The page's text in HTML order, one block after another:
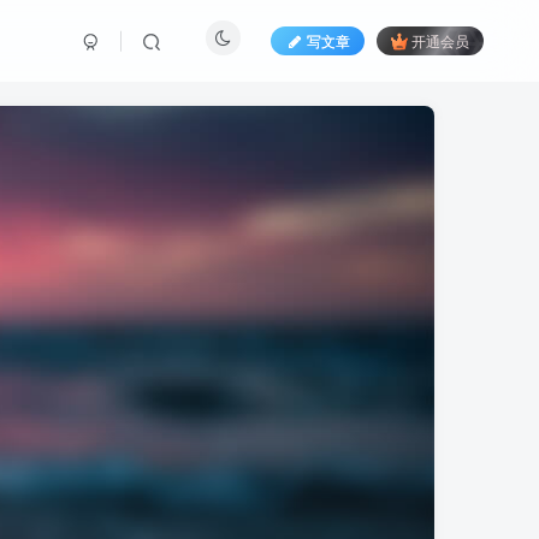
写文章 开通会员